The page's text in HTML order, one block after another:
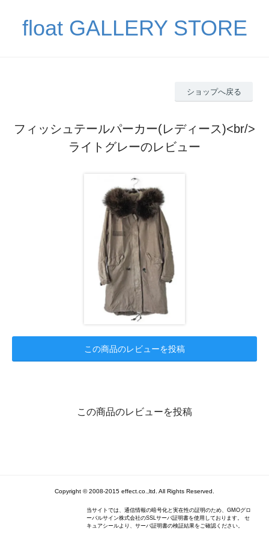
float GALLERY STORE
ショップへ戻る
フィッシュテールパーカー(レディース)<br/>
ライトグレーのレビュー
この商品のレビューを投稿
この商品のレビューを投稿
Copyright © 2008-2015 effect.co.,ltd. All Rights Reserved.
当サイトでは、通信情報の暗号化と実在性の証明のため、GMOグロ
ーバルサイン株式会社のSSLサーバ証明書を使用しております。 セ
キュアシールより、サーバ証明書の検証結果をご確認ください。